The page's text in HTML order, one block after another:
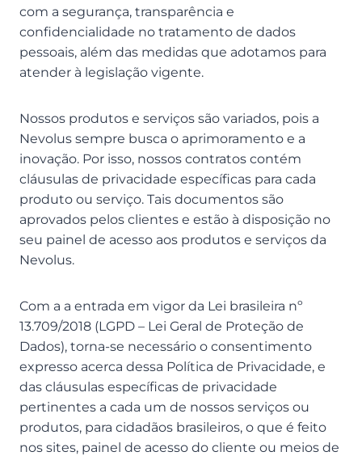
com a segurança, transparência e
confidencialidade no tratamento de dados
pessoais, além das medidas que adotamos para
atender à legislação vigente.
Nossos produtos e serviços são variados, pois a
Nevolus sempre busca o aprimoramento e a
inovação. Por isso, nossos contratos contém
cláusulas de privacidade específicas para cada
produto ou serviço. Tais documentos são
aprovados pelos clientes e estão à disposição no
seu painel de acesso aos produtos e serviços da
Nevolus.
Com a a entrada em vigor da Lei brasileira nº
13.709/2018 (LGPD – Lei Geral de Proteção de
Dados), torna-se necessário o consentimento
expresso acerca dessa Política de Privacidade, e
das cláusulas específicas de privacidade
pertinentes a cada um de nossos serviços ou
produtos, para cidadãos brasileiros, o que é feito
nos sites, painel de acesso do cliente ou meios de